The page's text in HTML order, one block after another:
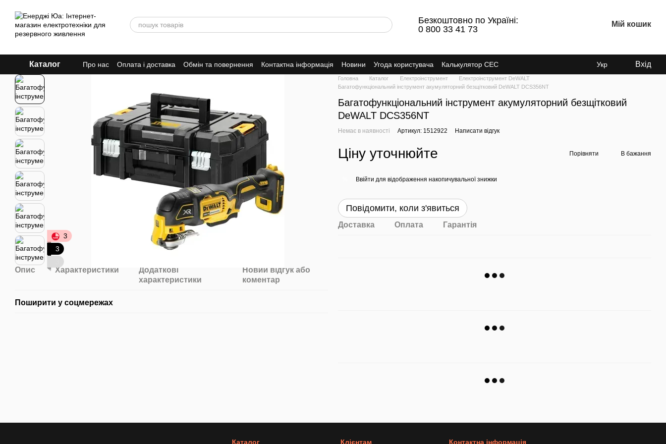
Безкоштовно по Україні:
0 800 33 41 73
Мій кошик
Каталог Про нас Оплата і доставка Обмін та повернення Контактна інформація Новини Угода користувача Калькулятор СЕС Укр Вхід
3
3
Опис Характеристики
Додаткові
характеристики
Новий відгук або
коментар
Поширити у соцмережах
Головна Каталог Електроінструмент
Електроінструмент DeWALT
Багатофункціональний інструмент акумуляторний безщітковий DeWALT DCS356NT
Багатофункціональний інструмент акумуляторний безщітковий
DeWALT DCS356NT
Немає в наявності Артикул: 1512922 Написати відгук
Ціну уточнюйте Порівняти В бажання
Ввійти для відображення накопичувальної знижки
Повідомити, коли з'явиться
Доставка Оплата Гарантія
Каталог Клієнтам Контактна інформація